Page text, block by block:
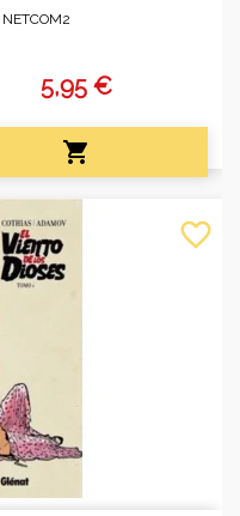
NETCOM2
5,95 €

favorite_border